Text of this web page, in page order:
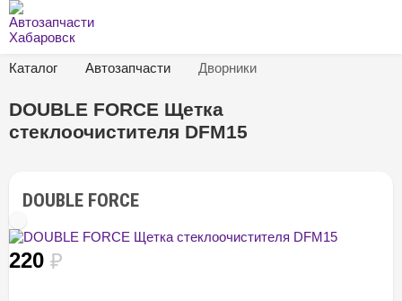
Каталог Автозапчасти Дворники
DOUBLE FORCE Щетка
стеклоочистителя DFM15
DOUBLE FORCE
220 ₽